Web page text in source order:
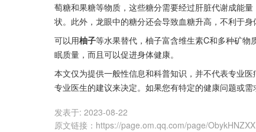
萄糖和果糖等物质，这些糖分需要经过肝脏代谢成能
状。此外，龙眼中的糖分还会导致血糖升高，不利于身
可以用柚子等水果替代，柚子富含维生素C和多种矿
眠质量，而且可以促进身体健康。
本文仅为提供一般性信息和科普知识，并不代表专业
专业医生的建议来决定。如果您有特定的健康问题或
发表于: 2023-08-22
原文链接 ： https://page.om.qq.com/page/